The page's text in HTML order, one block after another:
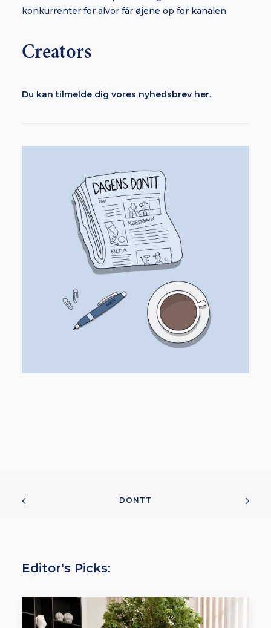
konkurrenter for alvor får øjene op for kanalen.
Creators
Du kan tilmelde dig vores nyhedsbrev her.
DONTT
Editor's Picks: